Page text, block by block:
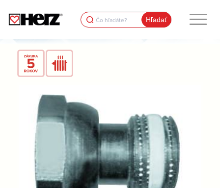
Search
for: